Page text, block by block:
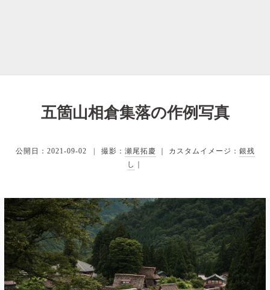
五箇山相倉集落の作例写真
公開日：2021-09-02 撮影： 瀬尾拓慶 ｜ カスタムイメージ： 銀残
し